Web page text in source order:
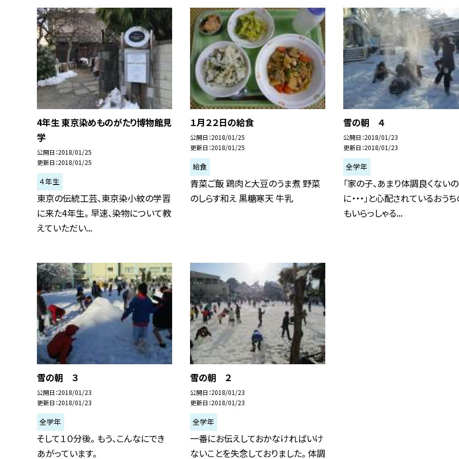
4年生 東京染めものがたり博物館見
学
公開日 2018/01/25
更新日 2018/01/25
４年生
東京の伝統工芸、東京染小紋の学習
に来た4年生。 早速、染物について教
えていただい...
１月２２日の給食
公開日 2018/01/25
更新日 2018/01/25
給食
青菜ご飯 鶏肉と大豆のうま煮 野菜
のしらす和え 黒糖寒天 牛乳
雪の朝 ４
公開日 2018/01/23
更新日 2018/01/23
全学年
「家の子、あまり体調良くないの
に・・・」と心配されているおう
もいらっしゃる...
雪の朝 ３
公開日 2018/01/23
更新日 2018/01/23
全学年
そして１０分後。 もう、こんなにでき
あがっています。
雪の朝 ２
公開日 2018/01/23
更新日 2018/01/23
全学年
一番にお伝えしておかなければいけ
ないことを失念しておりました。 体調